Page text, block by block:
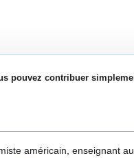
pouvez contribuer
américain, enseignant